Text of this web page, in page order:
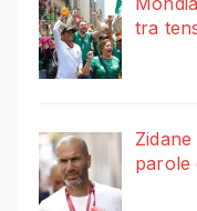
tra
parole